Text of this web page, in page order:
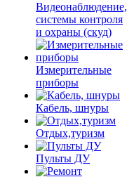
Видеонаблюдение,
системы контроля
и охраны (скуд)
Измерительные
приборы
Кабель, шнуры
Отдых,туризм
Пульты ДУ